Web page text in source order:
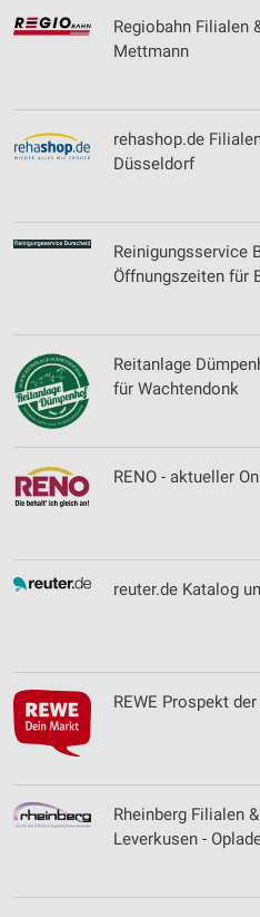
Regiobahn Filialen
Mettmann
rehashop.de
Düsseldorf
Reinigungsservice
Öffnungszeiten für
Reitanlage
für Wachtendonk
RENO - aktueller
reuter.de Katalog
REWE Prospekt
Rheinberg Filialen
Leverkusen -